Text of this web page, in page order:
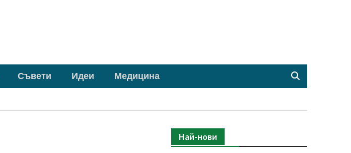
Съвети Идеи Медицина
Най-нови